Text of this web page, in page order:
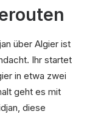
über Algier ist
Ihr startet
in etwa zwei
geht es mit
diese